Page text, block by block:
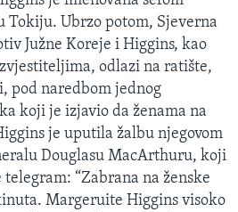
Tokiju. Ubrzo potom, Sjeverna
Južne Koreje i Higgins, kao
odlazi na ratište,
pod naredbom jednog
koji je izjavio da ženama na
je uputila žalbu njegovom
Douglasu MacArthuru, koji
“Zabrana na ženske
Margeruite Higgins visoko